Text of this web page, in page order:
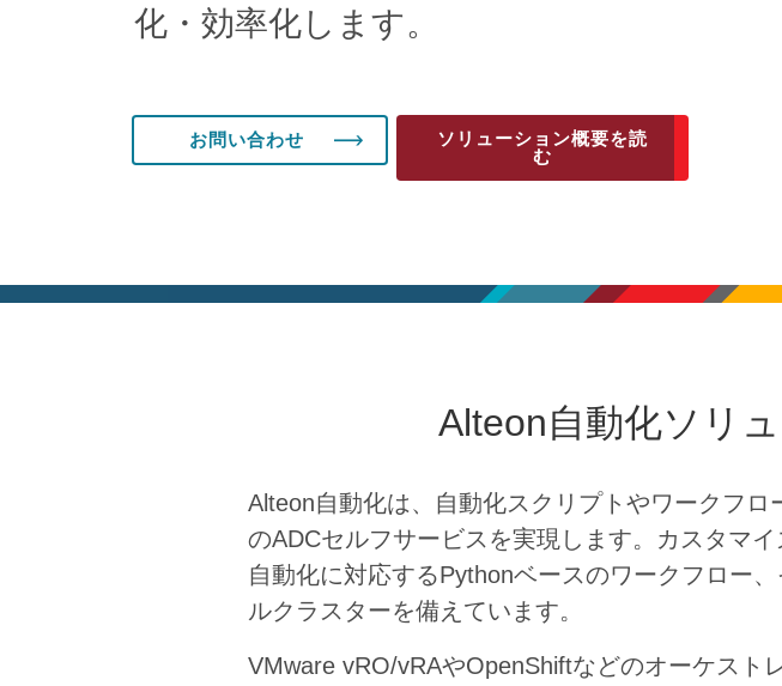
化・効率化します。
お問い合わせ
ソリューション概要を読
む
Alteon自動化ソリ
Alteon自動化は、自動化スクリプトやワークフ
のADCセルフサービスを実現します。カスタマ
自動化に対応するPythonベースのワークフロー
ルクラスターを備えています。
VMware vRO/vRAやOpenShiftなどのオーケスト